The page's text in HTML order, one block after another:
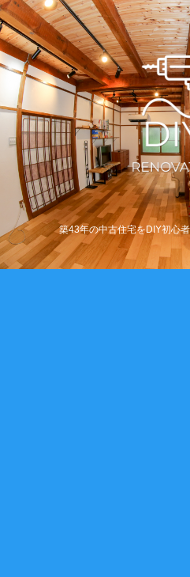
築43年の中古住宅をDIY初心